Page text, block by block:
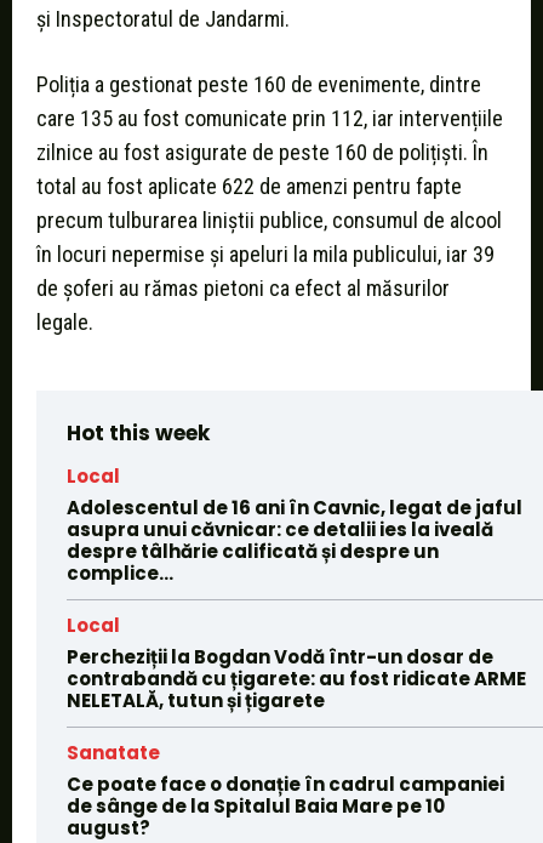
și Inspectoratul de Jandarmi.
Poliția a gestionat peste 160 de evenimente, dintre
care 135 au fost comunicate prin 112, iar intervențiile
zilnice au fost asigurate de peste 160 de polițiști. În
total au fost aplicate 622 de amenzi pentru fapte
precum tulburarea liniștii publice, consumul de alcool
în locuri nepermise și apeluri la mila publicului, iar 39
de șoferi au rămas pietoni ca efect al măsurilor
legale.
Hot this week
Local
Adolescentul de 16 ani în Cavnic, legat de jaful
asupra unui căvnicar: ce detalii ies la iveală
despre tâlhărie calificată și despre un
complice...
Local
Percheziții la Bogdan Vodă într-un dosar de
contrabandă cu țigarete: au fost ridicate ARME
NELETALĂ, tutun și țigarete
Sanatate
Ce poate face o donație în cadrul campaniei
de sânge de la Spitalul Baia Mare pe 10
august?